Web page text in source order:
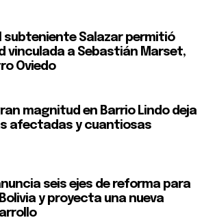
subteniente Salazar permitió
vinculada a Sebastián Marset,
Oviedo
magnitud en Barrio Lindo deja
afectadas y cuantiosas
seis ejes de reforma para
y proyecta una nueva